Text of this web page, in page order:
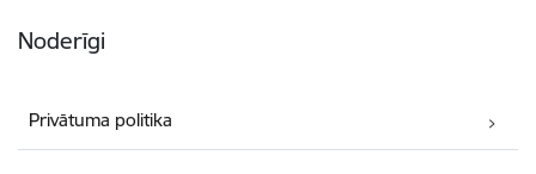
Noderīgi
Privātuma politika